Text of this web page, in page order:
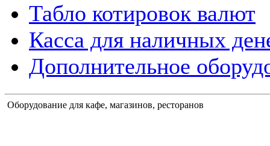
Табло котировок валют
Касса для наличных
Дополнительное
Оборудование для кафе, магазинов, ресторанов